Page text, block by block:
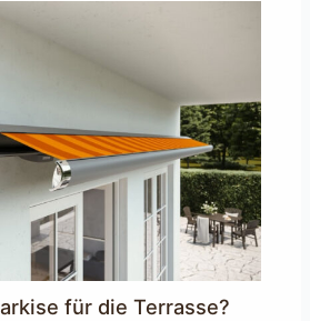
für die Terrasse?